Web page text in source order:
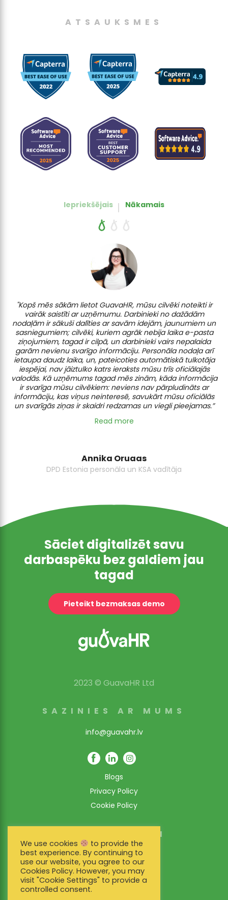
ATSAUKSMES
Iepriekšējais Nākamais
"Kopš mēs sākām lietot GuavaHR, mūsu cilvēki noteikti ir
vairāk saistīti ar uzņēmumu. Darbinieki no dažādām
nodaļām ir sākuši dalīties ar savām idejām, jaunumiem un
sasniegumiem; cilvēki, kuriem agrāk nebija laika e-pasta
ziņojumiem, tagad ir cilpā, un darbinieki vairs nepalaida
garām nevienu svarīgo informāciju. Personāla nodaļa arī
ietaupa daudz laika, un, pateicoties automātiskā tulkotāja
iespējai, nav jāiztulko katrs ieraksts mūsu trīs oficiālajās
valodās. Kā uzņēmums tagad mēs zinām, kāda informācija
ir svarīga mūsu cilvēkiem: neviens nav pārpludināts ar
informāciju, kas viņus neinteresē, savukārt mūsu oficiālās
un svarīgās ziņas ir skaidri redzamas un viegli pieejamas.”
Read more
Annika Oruaas
DPD Estonia personāla un KSA vadītāja
Sāciet digitalizēt savu
darbaspēku bez galdiem jau
tagad
Pieteikt bezmaksas demo
2023 © GuavaHR Ltd
PAR LIETOTNI
Funkcionalitāte
Klientu stāsti
Cenas
Whistleblowing
SAZINIES AR MUMS
info@guavahr.lv
Blogs
Privacy Policy
Cookie Policy
We use cookies
to provide the
best experience. By continuing to
use our website, you agree to our
Cookies Policy. However, you may
visit "Cookie Settings" to provide a
controlled consent.